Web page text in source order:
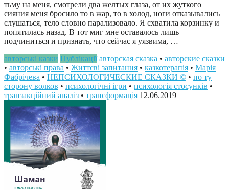
тьму на меня, смотрели два желтых глаза, от их жуткого
сияния меня бросило то в жар, то в холод, ноги отказывались
слушаться, тело словно парализовало. Я схватила корзинку и
попятилась назад. В тот миг мне оставалось лишь
подчиниться и признать, что сейчас я уязвима, …
авторські казки Публікації авторская сказка • авторские сказки
• авторські права • Життєві запитання • казкотерапія • Марія
Фабрічева • НЕПСИХОЛОГИЧЕСКИЕ СКАЗКИ © • по ту
сторону волков • психологічні ігри • психологія стосунків •
транзакційний аналіз • трансформація 12.06.2019